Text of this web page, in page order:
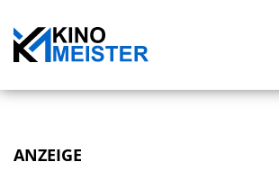
ANZEIGE